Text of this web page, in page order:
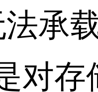
承
对存